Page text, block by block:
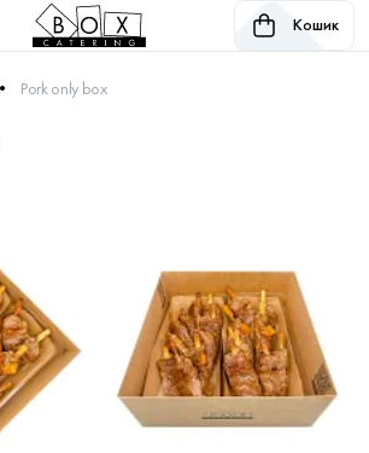
Кошик
Pork only box